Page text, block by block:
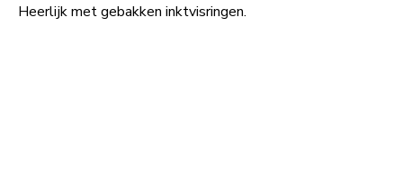
Heerlijk met gebakken inktvisringen.